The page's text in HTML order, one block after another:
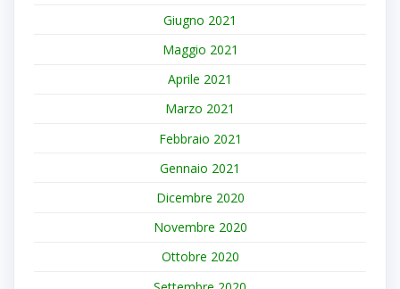
Giugno 2021
Maggio 2021
Aprile 2021
Marzo 2021
Febbraio 2021
Gennaio 2021
Dicembre 2020
Novembre 2020
Ottobre 2020